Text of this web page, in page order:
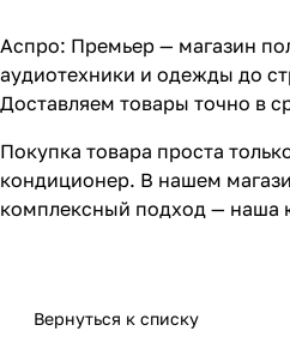
Аспро: Премьер — магазин
аудиотехники и одежды до
Доставляем товары точно в
Покупка товара проста
кондиционер. В нашем
комплексный подход — наша
Вернуться к списку